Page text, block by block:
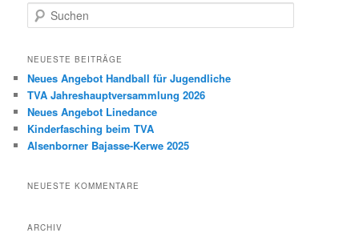
u
h
n
NEUESTE BEITRÄGE
Neues Angebot Handball für Jugendliche
TVA Jahreshauptversammlung 2026
Neues Angebot Linedance
Kinderfasching beim TVA
Alsenborner Bajasse-Kerwe 2025
NEUESTE KOMMENTARE
ARCHIV